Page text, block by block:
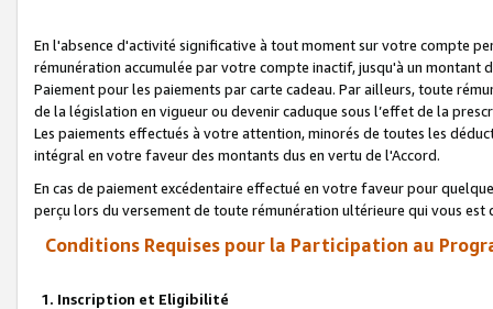
En l'absence d'activité significative à tout moment sur votre compte
rémunération accumulée par votre compte inactif, jusqu'à un montant
Paiement pour les paiements par carte cadeau. Par ailleurs, toute
de la législation en vigueur ou devenir caduque sous l’effet de la
Les paiements effectués à votre attention, minorés de toutes les
intégral en votre faveur des montants dus en vertu de l'Accord.
En cas de paiement excédentaire effectué en votre faveur pour
perçu lors du versement de toute rémunération ultérieure qui vous est
Conditions Requises pour la Participation au
1. Inscription et Eligibilité